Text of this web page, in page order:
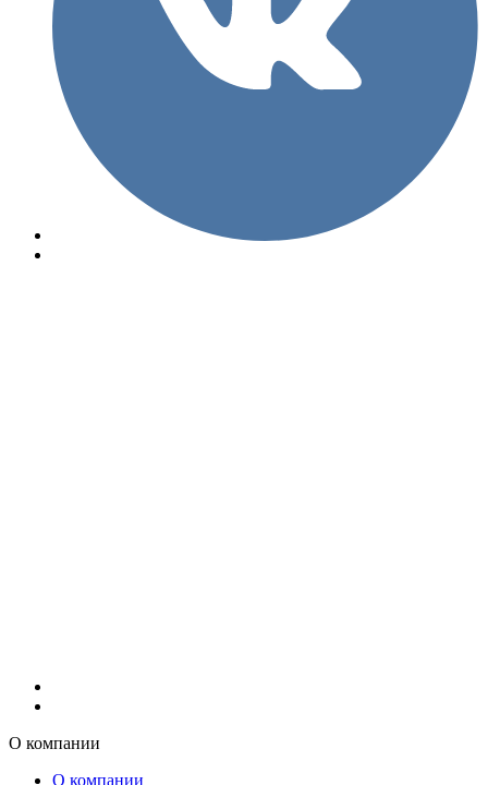
О компании
О компании